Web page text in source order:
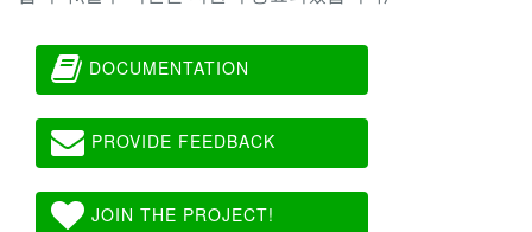
DOCUMENTATION
PROVIDE FEEDBACK
JOIN THE PROJECT!